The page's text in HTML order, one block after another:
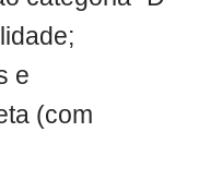
e
(com